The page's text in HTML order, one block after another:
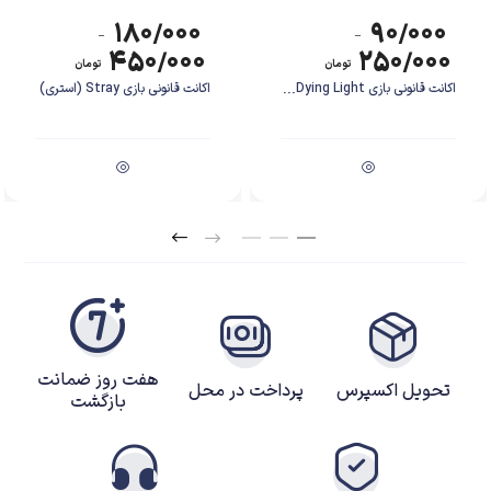
۹۰/۰۰۰ –
۲۵۰/۰۰۰ تومان
اکانت قانونی بازی Dying Light...
۱۸۰/۰۰۰ –
۴۵۰/۰۰۰ تومان
اکانت قانونی بازی Stray (استری)
تحویل اکسپرس پرداخت در محل
هفت روز ضمانت
بازگشت